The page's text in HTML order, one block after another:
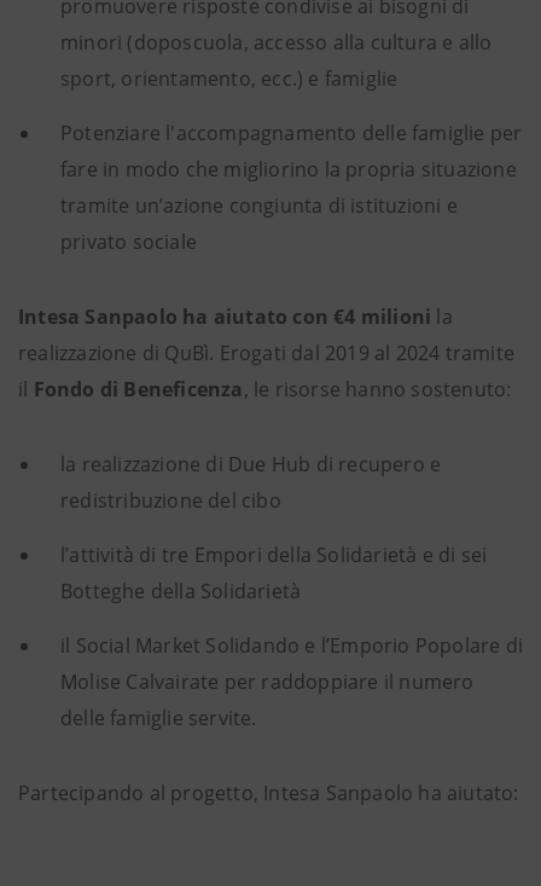
promuovere risposte condivise ai bisogni di
minori (doposcuola, accesso alla cultura e allo
sport, orientamento, ecc.) e famiglie
Potenziare l'accompagnamento delle famiglie per
fare in modo che migliorino la propria situazione
tramite un’azione congiunta di istituzioni e
privato sociale
Intesa Sanpaolo ha aiutato con €4 milioni la
realizzazione di QuBì. Erogati dal 2019 al 2024 tramite
il Fondo di Beneficenza, le risorse hanno sostenuto:
la realizzazione di Due Hub di recupero e
redistribuzione del cibo
l’attività di tre Empori della Solidarietà e di sei
Botteghe della Solidarietà
il Social Market Solidando e l’Emporio Popolare di
Molise Calvairate per raddoppiare il numero
delle famiglie servite.
Partecipando al progetto, Intesa Sanpaolo ha aiutato: